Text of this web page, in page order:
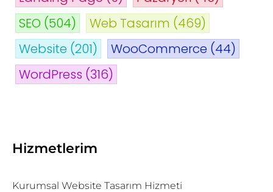
SEO (504) Web Tasarım (469)
Website (201) WooCommerce (44)
WordPress (316)
Hizmetlerim
Kurumsal Website Tasarım Hizmeti